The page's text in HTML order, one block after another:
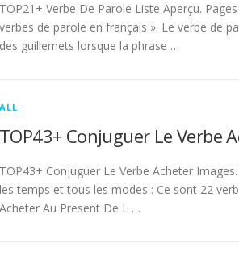
TOP21+ Verbe De Parole Liste Aperçu.
verbes de parole en français ». Le verbe de
des guillemets lorsque la phrase …
ALL
TOP43+ Conjuguer Le Verbe
TOP43+ Conjuguer Le Verbe Acheter
les temps et tous les modes : Ce sont 22
Acheter Au Present De L …